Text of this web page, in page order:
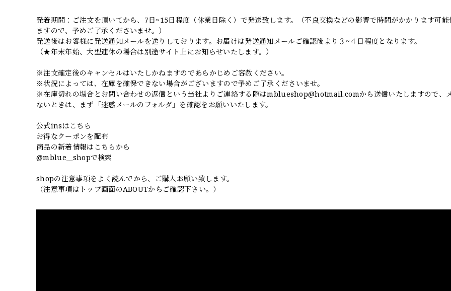
発着期間：ご注文を頂いてから、7日~15日程度（休業日除く）で発送致します。（不良交換などの影響で時間がかかります可能
ますので、予めご了承くださいませ。）
発送後はお客様に発送通知メールを送りしております。お届けは発送通知メールご確認後より３~４日程度となります。
（★年末年始、大型連休の場合は別途サイト上にお知らせいたします。）
※注文確定後のキャンセルはいたしかねますのであらかじめご容赦ください。
※状況によっては、在庫を確保できない場合がございますので予めご了承くださいませ。
※在庫切れの場合とお問い合わせの返信という当社よりご連絡する際はmblueshop@hotmail.comから送信いたしますので、
ないときは、まず「迷惑メールのフォルダ」を確認をお願いいたします。
公式insはこちら
お得なクーポンを配布
商品の新着情報はこちらから
@mblue__shopで検索
shopの注意事項をよく読んでから、ご購入お願い致します。
（注意事項はトップ画面のABOUTからご確認下さい。）